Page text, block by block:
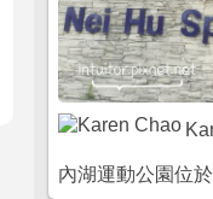
內湖運動公園位